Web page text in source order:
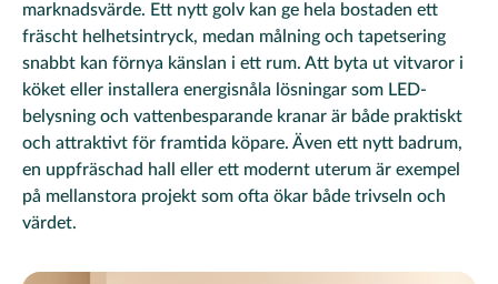
marknadsvärde. Ett nytt golv kan ge hela bostaden ett
fräscht helhetsintryck, medan målning och tapetsering
snabbt kan förnya känslan i ett rum. Att byta ut vitvaror i
köket eller installera energisnåla lösningar som LED-
belysning och vattenbesparande kranar är både praktiskt
och attraktivt för framtida köpare. Även ett nytt badrum,
en uppfräschad hall eller ett modernt uterum är exempel
på mellanstora projekt som ofta ökar både trivseln och
värdet.